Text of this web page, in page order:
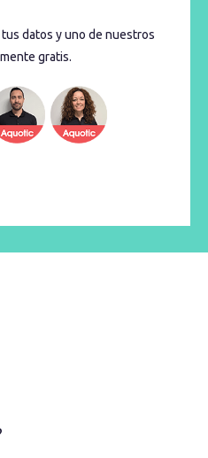
datos y uno de nuestros
gratis.